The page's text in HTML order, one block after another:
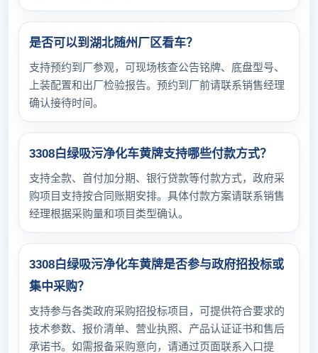
是否可以到湖北随州厂区看车？
支持预约到厂参观，可现场核查公告铭牌、底盘型号、
上装配置和出厂检验报告。预约到厂前请联系销售经理
确认接待时间。
3308白绿吸污净化车黄牌支持哪些付款方式？
支持全款、首付加分期、银行贷款等付款方式，政府采
购项目支持按合同账期安排。具体付款方案请联系销售
经理根据采购量和项目类型确认。
3308白绿吸污净化车黄牌是否参与政府招投标或
集中采购？
支持参与各类政府采购招投标项目，可提供符合要求的
技术参数、报价清单、营业执照、产品认证证书和售后
承诺书。如需报备采购意向，请通过页面联系入口提